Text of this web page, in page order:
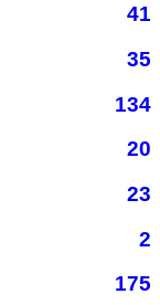
41
35
134
20
23
2
175